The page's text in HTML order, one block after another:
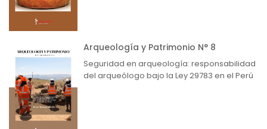
Arqueología y Patrimonio N° 8
Seguridad en arqueología: responsabilidad
del arqueólogo bajo la Ley 29783 en el Perú